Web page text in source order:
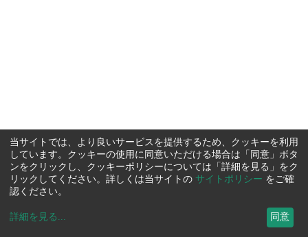
当サイトでは、より良いサービスを提供するため、クッキーを利用
しています。クッキーの使用に同意いただける場合は「同意」ボタ
ンをクリックし、クッキーポリシーについては「詳細を見る」をク
リックしてください。詳しくは当サイトの サイトポリシー をご確
認ください。
詳細を見る ... 同意